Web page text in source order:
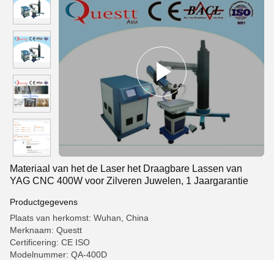
Materiaal van het de Laser het Draagbare Lassen van
YAG CNC 400W voor Zilveren Juwelen, 1 Jaargarantie
Productgegevens
Plaats van herkomst: Wuhan, China
Merknaam: Questt
Certificering: CE ISO
Modelnummer: QA-400D